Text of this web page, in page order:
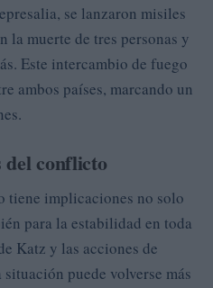
se lanzaron misiles
la muerte de tres personas y
Este intercambio de fuego
ambos países, marcando un
conflicto
tiene implicaciones no solo
para la estabilidad en toda
Katz y las acciones de
puede volverse más